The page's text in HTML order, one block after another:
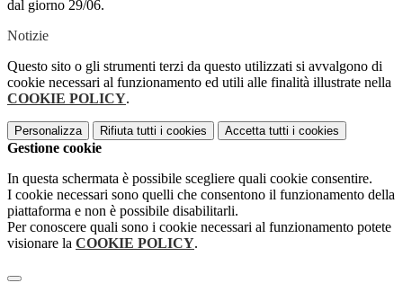
dal giorno 29/06.
Notizie
Questo sito o gli strumenti terzi da questo utilizzati si avvalgono di
cookie necessari al funzionamento ed utili alle finalità illustrate nella
COOKIE POLICY.
Personalizza Rifiuta tutti i cookies Accetta tutti i cookies
Gestione cookie
In questa schermata è possibile scegliere quali cookie consentire.
I cookie necessari sono quelli che consentono il funzionamento della
piattaforma e non è possibile disabilitarli.
Per conoscere quali sono i cookie necessari al funzionamento potete
visionare la COOKIE POLICY.